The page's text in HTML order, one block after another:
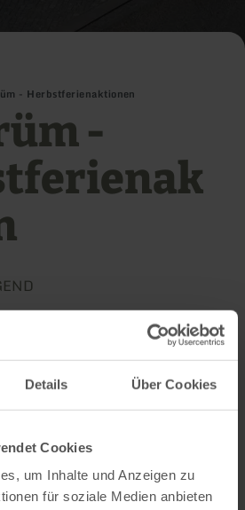
Details Über Cookies
Cookies
um Inhalte und Anzeigen zu
für soziale Medien anbieten
- Herbstferienaktionen
-
Weitere Termine
variée pour les enfants.